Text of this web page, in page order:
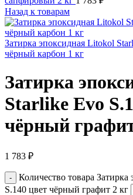
Назад к товарам
Затирка эпоксидная Litokol
чёрный карбон 1 кг
Затирка
Starlike Evo
чёрный
1 783 ₽
Количество товара
S.140 цвет чёрный графит 2 кг